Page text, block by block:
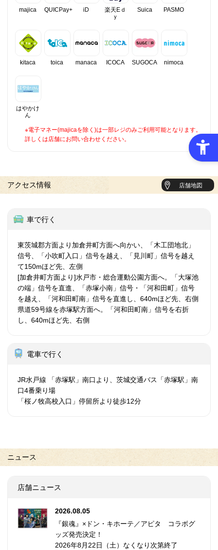
majica QUICPay+ iD
楽天Eｄ
ｙ
Suica PASMO
kitaca toica manaca ICOCA SUGOCA nimoca
はやかけ
ん
※電子マネー(majicaを除く)は一部レジのみご利用可能となります。
詳しくは店舗にお問い合わせください。
アクセス情報 店舗地図
車で行く
東茨城郡方面より加倉井町方面へ向かい、「木工団地北」
信号、「小吹町入口」信号を越え、「見川町」信号を越え
て150mほど先、左側
[加倉井町方面より]水戸市・総合運動公園方面へ。「大塚池
の端」信号を直進、「赤塚小南」信号・「河和田町」信号
を越え、「河和田町南」信号を直進し、640mほど先、右側
県道59号線を赤塚駅方面へ。「河和田町南」信号を右折
し、640mほど先、右側
電車で行く
JR水戸線 「赤塚駅」南口より、茨城交通バス「赤塚駅」南
口4番乗り場
「桜ノ牧高校入口」停留所より徒歩12分
ニュース
店舗ニュース
2026.08.05
『銀魂』×ドン・キホーテ／アピタ コラボグ
ッズ発売決定！
2026年8月22日（土）なくなり次第終了